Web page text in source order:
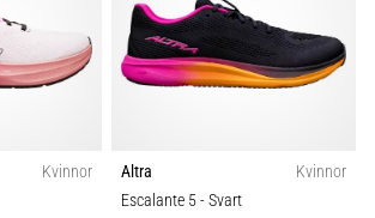
Kvinnor
Altra
Kvinnor
Escalante 5- Svart